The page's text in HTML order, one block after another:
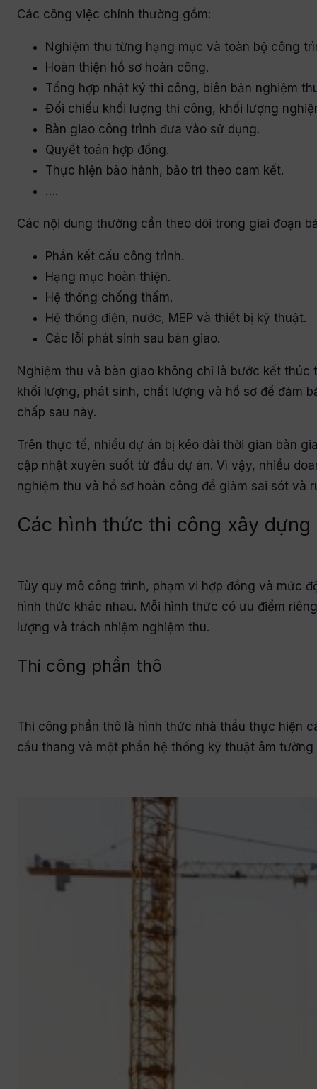
Các công việc chính thường gồm:
Nghiệm thu từng hạng mục và toàn bộ công
Hoàn thiện hồ sơ hoàn công.
Tổng hợp nhật ký thi công, biên bản nghiệm
Đối chiếu khối lượng thi công, khối lượng
Bàn giao công trình đưa vào sử dụng.
Quyết toán hợp đồng.
Thực hiện bảo hành, bảo trì theo cam kết.
….
Các nội dung thường cần theo dõi trong giai đoạn
Phần kết cấu công trình.
Hạng mục hoàn thiện.
Hệ thống chống thấm.
Hệ thống điện, nước, MEP và thiết bị kỹ thuật.
Các lỗi phát sinh sau bàn giao.
Nghiệm thu và bàn giao không chỉ là bước kết
khối lượng, phát sinh, chất lượng và hồ sơ để đảm
chấp sau này.
Trên thực tế, nhiều dự án bị kéo dài thời gian bàn
cập nhật xuyên suốt từ đầu dự án. Vì vậy, nhiều
nghiệm thu và hồ sơ hoàn công để giảm sai sót và
Các hình thức thi công xây dựng
Tùy quy mô công trình, phạm vi hợp đồng và mức
hình thức khác nhau. Mỗi hình thức có ưu điểm
lượng và trách nhiệm nghiệm thu.
Thi công phần thô
Thi công phần thô là hình thức nhà thầu thực hiện
cầu thang và một phần hệ thống kỹ thuật âm